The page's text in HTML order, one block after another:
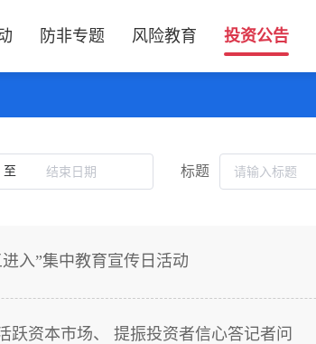
防非专题 风险教育 投资公告
至 标题
入”集中教育宣传日活动
跃资本市场、 提振投资者信心答记者问